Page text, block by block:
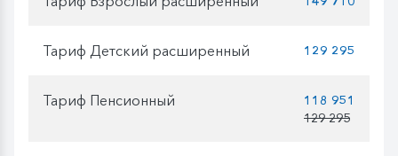
Тариф Детский расширенный 129 295
Тариф Пенсионный
118 951
129 295